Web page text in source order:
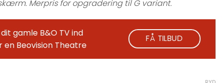
Merpris for opgradering til G variant.
dit gamle B&O TV ind
en Beovision Theatre
FÅ TILBUD